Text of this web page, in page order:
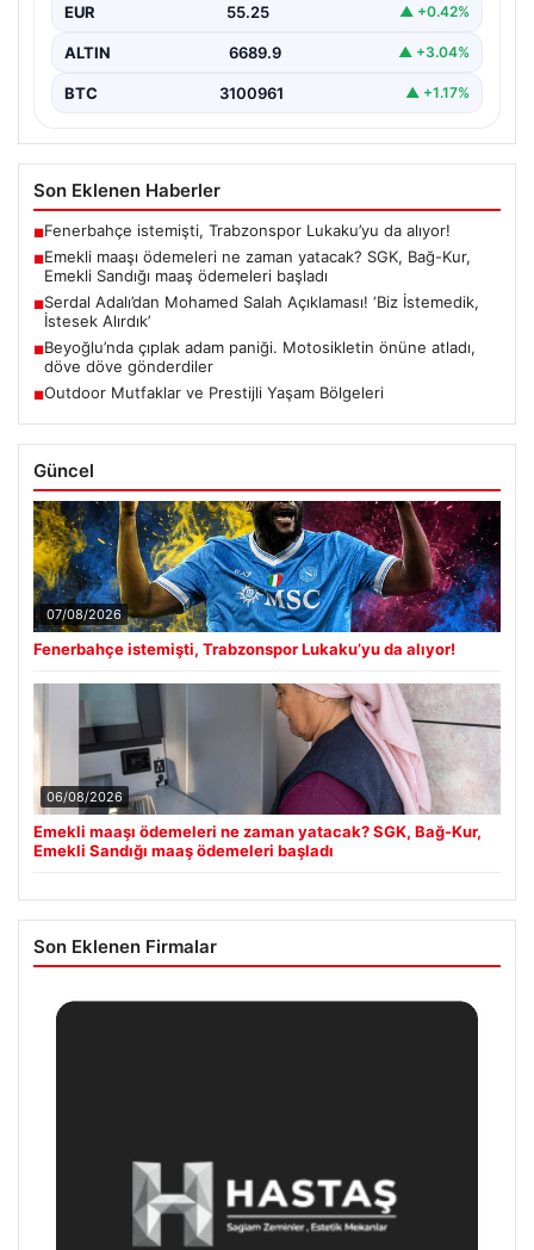
EUR 55.25 ▲ +0.42%
ALTIN 6689.9 ▲ +3.04%
BTC 3100961 ▲ +1.17%
Son Eklenen Haberler
■Fenerbahçe istemişti, Trabzonspor Lukaku’yu da alıyor!
■Emekli maaşı ödemeleri ne zaman yatacak? SGK, Bağ-Kur,
Emekli Sandığı maaş ödemeleri başladı
■Serdal Adalı’dan Mohamed Salah Açıklaması! ‘Biz İstemedik,
İstesek Alırdık’
■Beyoğlu’nda çıplak adam paniği. Motosikletin önüne atladı,
döve döve gönderdiler
■Outdoor Mutfaklar ve Prestijli Yaşam Bölgeleri
Güncel
07/08/2026
Fenerbahçe istemişti, Trabzonspor Lukaku’yu da alıyor!
06/08/2026
Emekli maaşı ödemeleri ne zaman yatacak? SGK, Bağ-Kur,
Emekli Sandığı maaş ödemeleri başladı
Son Eklenen Firmalar